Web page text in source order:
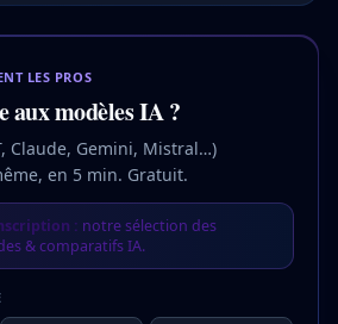
LES PROS
aux modèles IA ?
Claude, Gemini, Mistral…)
en 5 min. Gratuit.
: notre sélection des
& comparatifs IA.